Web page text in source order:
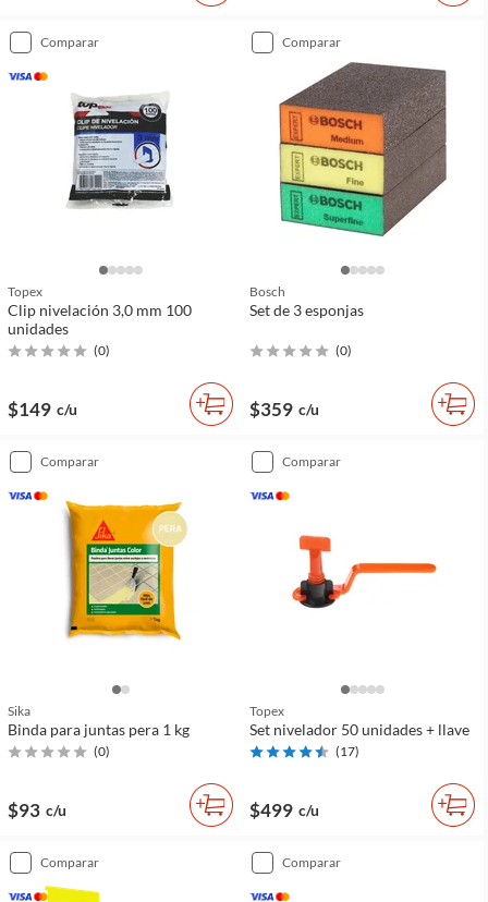
comparar
Topex
Clip nivelación 3,0 mm 100
unidades
(0)
$149 c/u
comparar
Bosch
Set de 3 esponjas
(0)
$359 c/u
comparar
Sika
Binda para juntas pera 1 kg
(0)
$93 c/u
comparar
Topex
Set nivelador 50 unidades + llave
(17)
$499 c/u
comparar comparar